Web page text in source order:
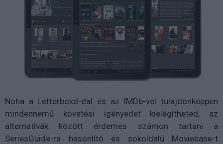
Noha a Letterboxd-dal és az IMDb-vel tulajdonképpen
mindennemű követési igényedet kielégítheted, az
alternatívák között érdemes számon tartani a
SeriesGuide-ra hasonlító és sokoldalú Moviebase-t